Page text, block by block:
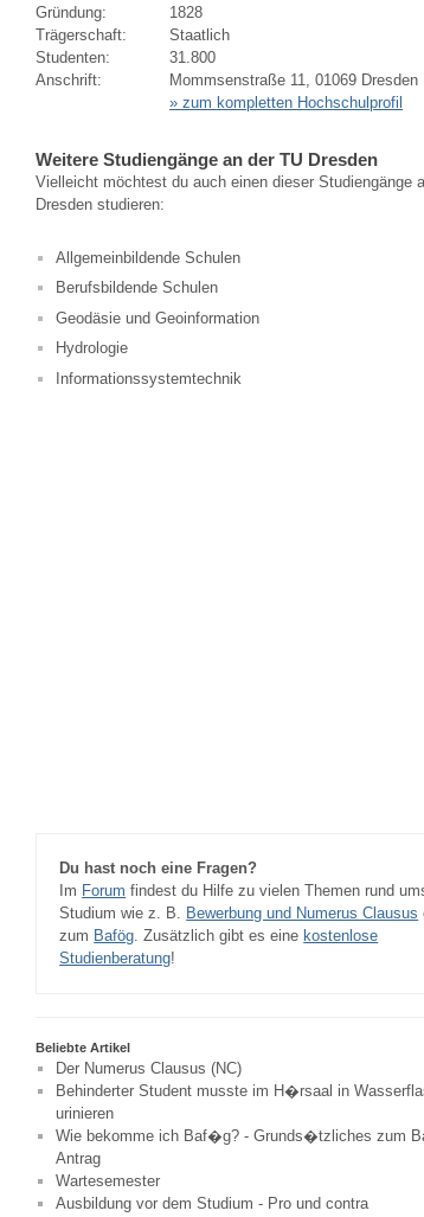
Gründung:
1828
Trägerschaft:
Staatlich
Studenten:
31.800
Anschrift:
Mommsenstraße 11, 01069 Dresden
» zum kompletten Hochschulprofil
Weitere Studiengänge an der TU Dresden
Vielleicht möchtest du auch einen dieser Studiengänge
Dresden studieren:
Allgemeinbildende Schulen
Berufsbildende Schulen
Geodäsie und Geoinformation
Hydrologie
Informationssystemtechnik
Du hast noch eine Fragen?
Im Forum findest du Hilfe zu vielen Themen rund
Studium wie z. B. Bewerbung und Numerus Clausus
zum Bafög. Zusätzlich gibt es eine kostenlose
Studienberatung!
Beliebte Artikel
Der Numerus Clausus (NC)
Behinderter Student musste im H�rsaal in
urinieren
Wie bekomme ich Baf�g? - Grunds�tzliches zum
Antrag
Wartesemester
Ausbildung vor dem Studium - Pro und contra